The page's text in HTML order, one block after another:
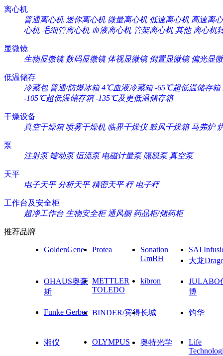
离心机
普通离心机 迷你离心机 微量离心机 低速离心机 高速离
心机 毛细管离心机 血液离心机 管架离心机 其他 离心机
显微镜
生物显微镜 数码显微镜 体视显微镜 倒置显微镜 偏光显
低温储存
冷藏包 普通/防爆冰箱 4℃血液冷藏箱 -65℃超低温储存箱
-105℃超低温储存箱 -135℃及更低温储存箱
干燥设备
真空干燥箱 喷雾干燥机 临界干燥仪 鼓风干燥箱 马弗炉
泵
注射泵 蠕动泵 恒流泵 电磁计量泵 隔膜泵 真空泵
天平
电子天平 分析天平 精密天平 秤 电子秤
工作台及安全柜
超净工作台 生物安全柜 通风橱 药品柜/储药柜
推荐品牌
GoldenGene Protea
Sonation
GmBH
SAI
大龙
OHAUS奥豪
斯
METTLER
TOLEDO
kibron
JULABO
博
Funke Gerber BINDER/宾得长城 钧华
湘仪 OLYMPUS 奥特光学
Life